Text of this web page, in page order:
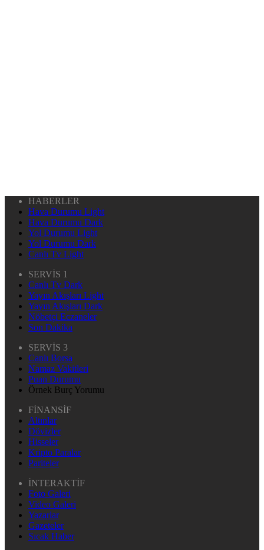
HABERLER
Hava Durumu Light
Hava Durumu Dark
Yol Durumu Light
Yol Durumu Dark
Canlı Tv Light
SERVİS 1
Canlı Tv Dark
Yayın Akışları Light
Yayın Akışları Dark
Nöbetçi Eczaneler
Son Dakika
SERVİS 3
Canlı Borsa
Namaz Vakitleri
Puan Durumu
Örnek Burç Yorumu
FİNANSİF
Altınlar
Dövizler
Hisseler
Kripto Paralar
Pariteler
İNTERAKTİF
Foto Galeri
Video Galeri
Yazarlar
Gazeteler
Sıcak Haber